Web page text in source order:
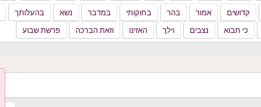
קדושים אמור בהר בחוקותי במדבר נשא בהעלותך
כי תבוא נצבים וילך האזינו וזאת הברכה פרשת שבוע